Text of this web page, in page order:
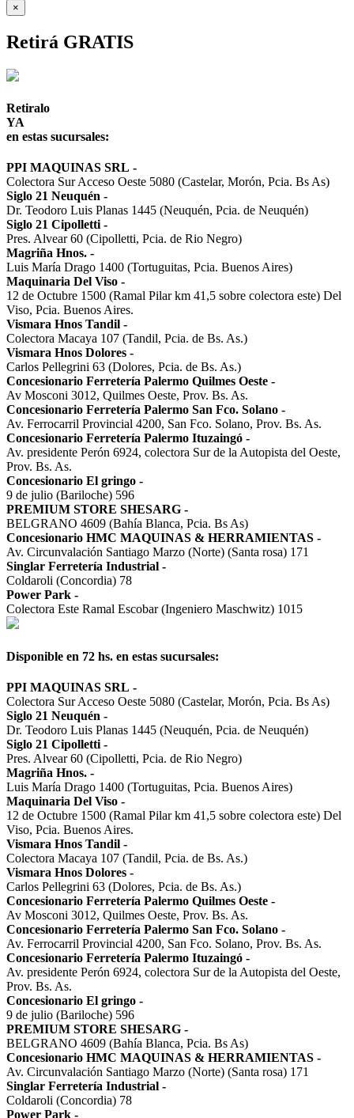
×
Retirá GRATIS
Retiralo
YA
en estas sucursales:
PPI MAQUINAS SRL -
Colectora Sur Acceso Oeste 5080 (Castelar, Morón, Pcia. Bs As)
Siglo 21 Neuquén -
Dr. Teodoro Luis Planas 1445 (Neuquén, Pcia. de Neuquén)
Siglo 21 Cipolletti -
Pres. Alvear 60 (Cipolletti, Pcia. de Rio Negro)
Magriña Hnos. -
Luis María Drago 1400 (Tortuguitas, Pcia. Buenos Aires)
Maquinaria Del Viso -
12 de Octubre 1500 (Ramal Pilar km 41,5 sobre colectora este) Del
Viso, Pcia. Buenos Aires.
Vismara Hnos Tandil -
Colectora Macaya 107 (Tandil, Pcia. de Bs. As.)
Vismara Hnos Dolores -
Carlos Pellegrini 63 (Dolores, Pcia. de Bs. As.)
Concesionario Ferretería Palermo Quilmes Oeste -
Av Mosconi 3012, Quilmes Oeste, Prov. Bs. As.
Concesionario Ferretería Palermo San Fco. Solano -
Av. Ferrocarril Provincial 4200, San Fco. Solano, Prov. Bs. As.
Concesionario Ferretería Palermo Ituzaingó -
Av. presidente Perón 6924, colectora Sur de la Autopista del Oeste,
Prov. Bs. As.
Concesionario El gringo -
9 de julio (Bariloche) 596
PREMIUM STORE SHESARG -
BELGRANO 4609 (Bahía Blanca, Pcia. Bs As)
Concesionario HMC MAQUINAS & HERRAMIENTAS -
Av. Circunvalación Santiago Marzo (Norte) (Santa rosa) 171
Singlar Ferretería Industrial -
Coldaroli (Concordia) 78
Power Park -
Colectora Este Ramal Escobar (Ingeniero Maschwitz) 1015
Disponible en 72 hs. en estas sucursales:
PPI MAQUINAS SRL -
Colectora Sur Acceso Oeste 5080 (Castelar, Morón, Pcia. Bs As)
Siglo 21 Neuquén -
Dr. Teodoro Luis Planas 1445 (Neuquén, Pcia. de Neuquén)
Siglo 21 Cipolletti -
Pres. Alvear 60 (Cipolletti, Pcia. de Rio Negro)
Magriña Hnos. -
Luis María Drago 1400 (Tortuguitas, Pcia. Buenos Aires)
Maquinaria Del Viso -
12 de Octubre 1500 (Ramal Pilar km 41,5 sobre colectora este) Del
Viso, Pcia. Buenos Aires.
Vismara Hnos Tandil -
Colectora Macaya 107 (Tandil, Pcia. de Bs. As.)
Vismara Hnos Dolores -
Carlos Pellegrini 63 (Dolores, Pcia. de Bs. As.)
Concesionario Ferretería Palermo Quilmes Oeste -
Av Mosconi 3012, Quilmes Oeste, Prov. Bs. As.
Concesionario Ferretería Palermo San Fco. Solano -
Av. Ferrocarril Provincial 4200, San Fco. Solano, Prov. Bs. As.
Concesionario Ferretería Palermo Ituzaingó -
Av. presidente Perón 6924, colectora Sur de la Autopista del Oeste,
Prov. Bs. As.
Concesionario El gringo -
9 de julio (Bariloche) 596
PREMIUM STORE SHESARG -
BELGRANO 4609 (Bahía Blanca, Pcia. Bs As)
Concesionario HMC MAQUINAS & HERRAMIENTAS -
Av. Circunvalación Santiago Marzo (Norte) (Santa rosa) 171
Singlar Ferretería Industrial -
Coldaroli (Concordia) 78
Power Park -